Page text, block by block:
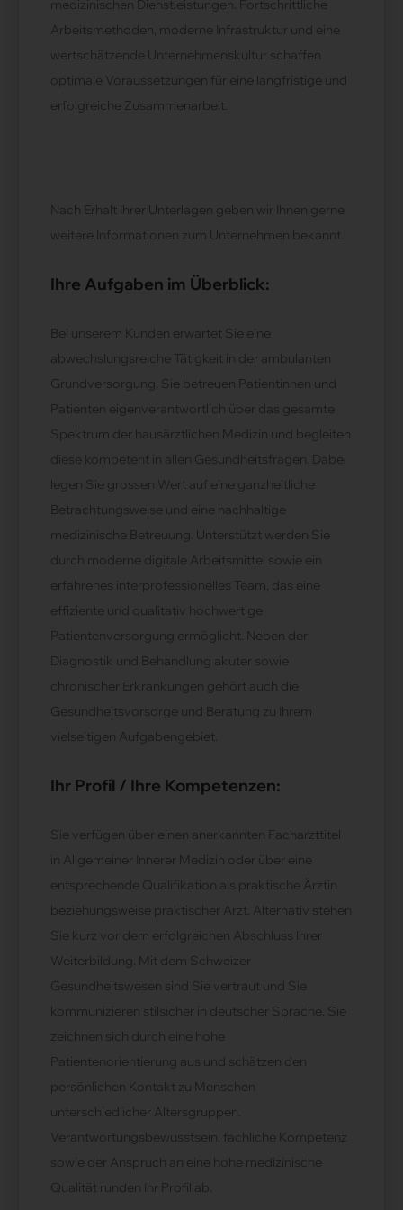
medizinischen Dienstleistungen. Fortschrittliche
Arbeitsmethoden, moderne Infrastruktur und eine
wertschätzende Unternehmenskultur schaffen
optimale Voraussetzungen für eine langfristige und
erfolgreiche Zusammenarbeit.
Nach Erhalt Ihrer Unterlagen geben wir Ihnen gerne
weitere Informationen zum Unternehmen bekannt.
Ihre Aufgaben im Überblick:
Bei unserem Kunden erwartet Sie eine
abwechslungsreiche Tätigkeit in der ambulanten
Grundversorgung. Sie betreuen Patientinnen und
Patienten eigenverantwortlich über das gesamte
Spektrum der hausärztlichen Medizin und begleiten
diese kompetent in allen Gesundheitsfragen. Dabei
legen Sie grossen Wert auf eine ganzheitliche
Betrachtungsweise und eine nachhaltige
medizinische Betreuung. Unterstützt werden Sie
durch moderne digitale Arbeitsmittel sowie ein
erfahrenes interprofessionelles Team, das eine
effiziente und qualitativ hochwertige
Patientenversorgung ermöglicht. Neben der
Diagnostik und Behandlung akuter sowie
chronischer Erkrankungen gehört auch die
Gesundheitsvorsorge und Beratung zu Ihrem
vielseitigen Aufgabengebiet.
Ihr Profil / Ihre Kompetenzen:
Sie verfügen über einen anerkannten Facharzttitel
in Allgemeiner Innerer Medizin oder über eine
entsprechende Qualifikation als praktische Ärztin
beziehungsweise praktischer Arzt. Alternativ stehen
Sie kurz vor dem erfolgreichen Abschluss Ihrer
Weiterbildung. Mit dem Schweizer
Gesundheitswesen sind Sie vertraut und Sie
kommunizieren stilsicher in deutscher Sprache. Sie
zeichnen sich durch eine hohe
Patientenorientierung aus und schätzen den
persönlichen Kontakt zu Menschen
unterschiedlicher Altersgruppen.
Verantwortungsbewusstsein, fachliche Kompetenz
sowie der Anspruch an eine hohe medizinische
Qualität runden Ihr Profil ab.